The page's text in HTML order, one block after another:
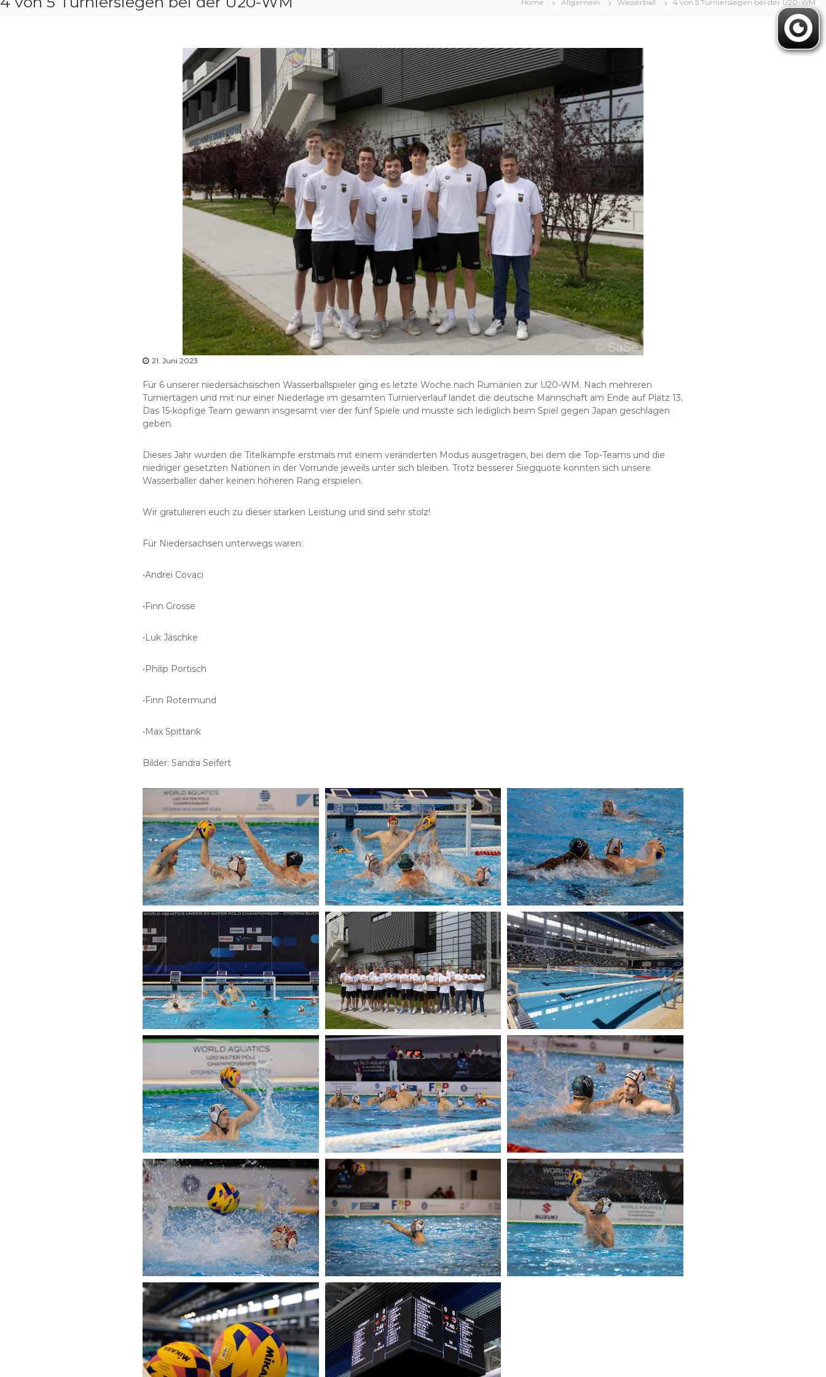
Home Allgemein Wasserball 4 von 5 Turniersiegen bei der U20-WM
21. Juni 2023
Für 6 unserer niedersächsischen Wasserballspieler ging es letzte Woche nach Rumänien zur U20-WM. Nach mehreren
Turniertagen und mit nur einer Niederlage im gesamten Turnierverlauf landet die deutsche Mannschaft am Ende auf Platz 13.
Das 15-köpfige Team gewann insgesamt vier der fünf Spiele und musste sich lediglich beim Spiel gegen Japan geschlagen
geben.
Dieses Jahr wurden die Titelkämpfe erstmals mit einem veränderten Modus ausgetragen, bei dem die Top-Teams und die
niedriger gesetzten Nationen in der Vorrunde jeweils unter sich bleiben. Trotz besserer Siegquote konnten sich unsere
Wasserballer daher keinen höheren Rang erspielen.
Wir gratulieren euch zu dieser starken Leistung und sind sehr stolz!
Für Niedersachsen unterwegs waren:
•Andrei Covaci
•Finn Grosse
•Luk Jäschke
•Philip Portisch
•Finn Rotermund
•Max Spittank
Bilder: Sandra Seifert